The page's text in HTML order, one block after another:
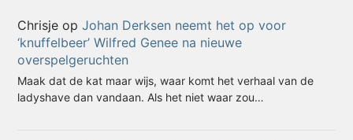
Chrisje opJohan Derksen neemt het op voor
‘knuffelbeer’ Wilfred Genee na nieuwe
overspelgeruchten
Maak dat de kat maar wijs, waar komt het verhaal van de
ladyshave dan vandaan. Als het niet waar zou…